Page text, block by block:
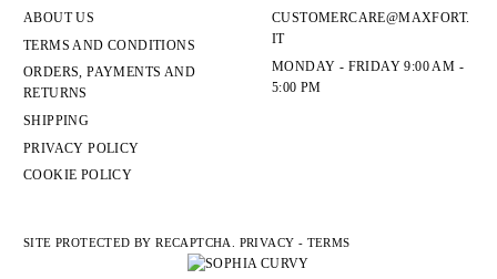
ABOUT US
TERMS AND CONDITIONS
ORDERS, PAYMENTS AND
RETURNS
SHIPPING
PRIVACY POLICY
COOKIE POLICY
CUSTOMERCARE@MAXFORT.
IT
MONDAY - FRIDAY 9:00 AM -
5:00 PM
SITE PROTECTED BY RECAPTCHA. PRIVACY - TERMS